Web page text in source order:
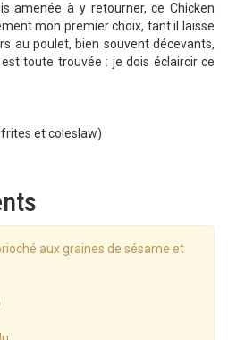
amenée à y retourner, ce Chicken
mon premier choix, tant il laisse
au poulet, bien souvent décevants,
toute trouvée : je dois éclaircir ce
frites et coleslaw)
aux graines de sésame et